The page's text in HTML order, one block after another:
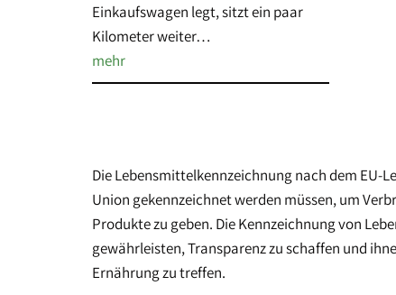
Einkaufswagen legt, sitzt ein paar
Kilometer weiter…
mehr
Die Lebensmittelkennzeichnung nach dem EU-
Union gekennzeichnet werden müssen, um
Produkte zu geben. Die Kennzeichnung von
gewährleisten, Transparenz zu schaffen und
Ernährung zu treffen.